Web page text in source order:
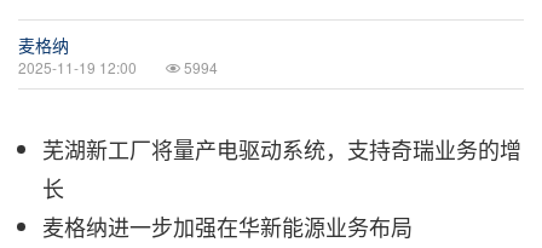
麦格纳
2025-11-19 12:00 5994
芜湖新工厂将量产电驱动系统，支持奇瑞业务的增
长
麦格纳进一步加强在华新能源业务布局